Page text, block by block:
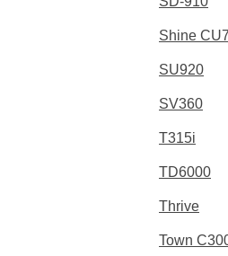
Shine
SU920
SV360
T315i
TD6000
Thrive
Town